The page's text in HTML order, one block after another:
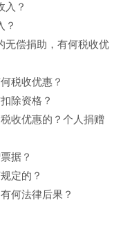
入？
？
无偿捐助，有何税收优
税收优惠？
除资格？
收优惠的？个人捐赠
据？
定的？
何法律后果？